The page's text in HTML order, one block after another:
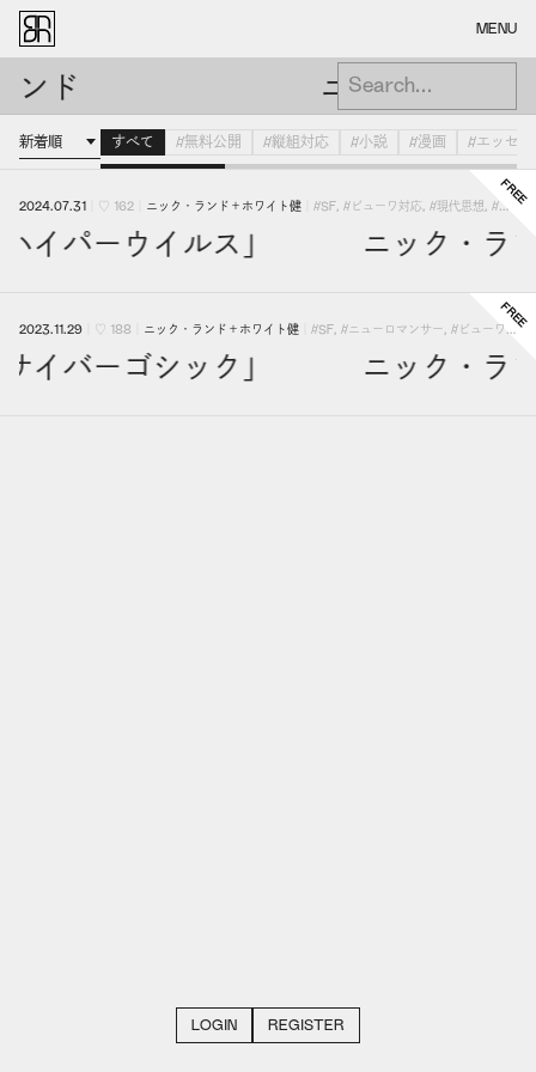
MENU
ンド ニック・ランド
すべて #無料公開 #縦組対応 #小説 #漫画 #エッセイ
2024.07.31 ♡ 162 ニック・ランド ＋ ホワイト健 #SF , #ビューワ対応, #現代思想 , #異常論文
ハイパーウイルス」 ニック・
2023.11.29 ♡ 188 ニック・ランド ＋ ホワイト健 #SF , #ニューロマンサー , #ビューワ対応
サイバーゴシック」 ニック・
LOGIN REGISTER